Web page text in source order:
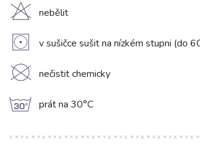
H nebělit
V v sušičce sušit na nízkém stupni (do
K nečistit chemicky
g prát na 30°C